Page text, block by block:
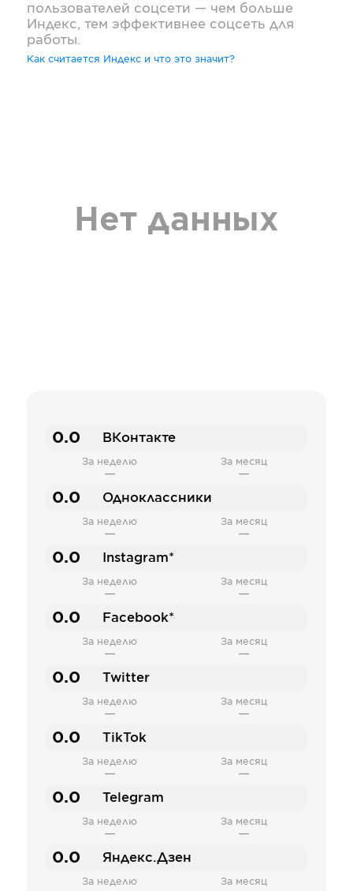
пользователей соцсети — чем больше
Индекс, тем эффективнее соцсеть для
работы.
Как считается Индекс и что это значит?
Нет данных
0.0 ВКонтакте
За неделю
—
За месяц
—
0.0 Одноклассники
За неделю
—
За месяц
—
0.0 Instagram*
За неделю
—
За месяц
—
0.0 Facebook*
За неделю
—
За месяц
—
0.0 Twitter
За неделю
—
За месяц
—
0.0 TikTok
За неделю
—
За месяц
—
0.0 Telegram
За неделю
—
За месяц
—
0.0 Яндекс.Дзен
За неделю За месяц